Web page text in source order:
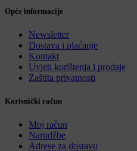
Opće informacije
Newsletter
Dostava i plaćanje
Kontakt
Uvjeti korištenja i prodaje
Zaštita privatnosti
Korisnički račun
Moj račun
Narudžbe
Adrese za dostavu